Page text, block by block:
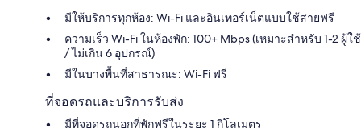
มีให้บริการทุกห้อง: Wi-Fi และอินเทอร์เน็ตแบบใช้สายฟรี
ความเร็ว Wi-Fi ในห้องพัก: 100+ Mbps (เหมาะสำหรับ 1-2 ผู้ใช้
/ ไม่เกิน 6 อุปกรณ์)
มีในบางพื้นที่สาธารณะ: Wi-Fi ฟรี
ที่จอดรถและบริการรับส่ง
มีที่จอดรถนอกที่พักฟรีในระยะ 1 กิโลเมตร